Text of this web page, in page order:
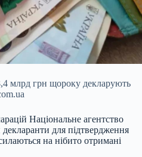
млрд грн щороку декларують
Національне агентство
для підтвердження
на нібито отримані